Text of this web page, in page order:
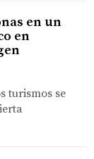
en un
en
turismos se